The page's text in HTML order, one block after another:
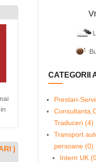
)
CATEGORII
Prestari-
Traduceri (4)
Transport
persoane (0)
Intern UK